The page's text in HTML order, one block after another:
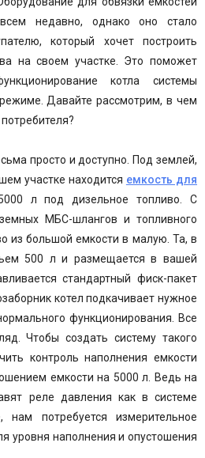
недавно, однако оно стало
который хочет построить
на своем участке. Это поможет
котла системы
Давайте рассмотрим, в чем
просто и доступно. Под землей,
участке находится емкость для
л под дизельное топливо. С
МБС-шлангов и топливного
из большой емкости в малую. Та, в
500 л и размещается в вашей
стандартный фиск-пакет
котел подкачивает нужное
функционирования. Все
Чтобы создать систему такого
контроль наполнения емкости
емкости на 5000 л. Ведь на
реле давления как в системе
нам потребуется измерительное
уровня наполнения и опустошения